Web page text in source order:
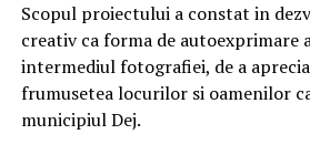
Scopul proiectului a constat in
creativ ca forma de autoexprimare
intermediul fotografiei, de a
frumusetea locurilor si oamenilor
municipiul Dej.